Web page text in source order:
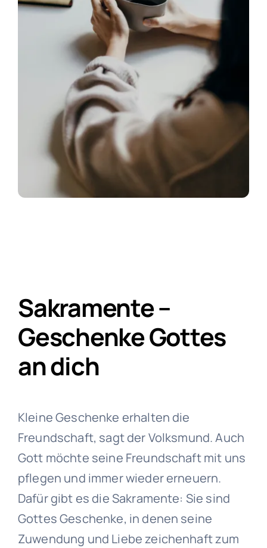
Sakramente –
Geschenke Gottes
an dich
Kleine Geschenke erhalten die
Freundschaft, sagt der Volksmund. Auch
Gott möchte seine Freundschaft mit uns
pflegen und immer wieder erneuern.
Dafür gibt es die Sakramente: Sie sind
Gottes Geschenke, in denen seine
Zuwendung und Liebe zeichenhaft zum